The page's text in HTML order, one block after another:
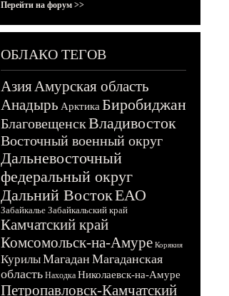
Перейти на форум >>
ОБЛАКО ТЕГОВ
АзияАмурская область
Анадырь Арктика Биробиджан
БлаговещенскВладивосток
Восточный военный округ
Дальневосточный
федеральный округ
Дальний ВостокЕАО
Забайкалье Забайкальский край
Камчатский край
Комсомольск-на-Амуре Корякия
КурилыМагадан Магаданская
область Находка Николаевск-на-Амуре
Петропавловск-Камчатский